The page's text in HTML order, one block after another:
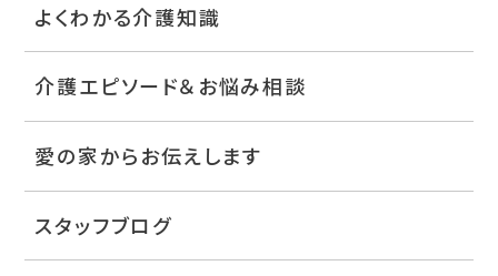
よくわかる介護知識
介護エピソード＆お悩み相談
愛の家からお伝えします
スタッフブログ